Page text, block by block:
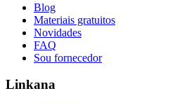
Blog
Materiais gratuitos
Novidades
FAQ
Sou fornecedor
Linkana